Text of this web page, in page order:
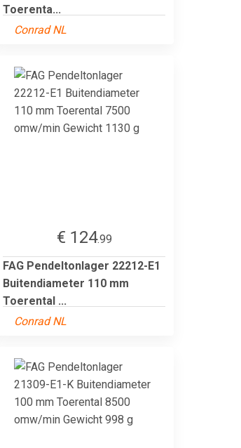
Toerenta...
Conrad NL
€ 124.99
FAG Pendeltonlager 22212-E1
Buitendiameter 110 mm
Toerental ...
Conrad NL